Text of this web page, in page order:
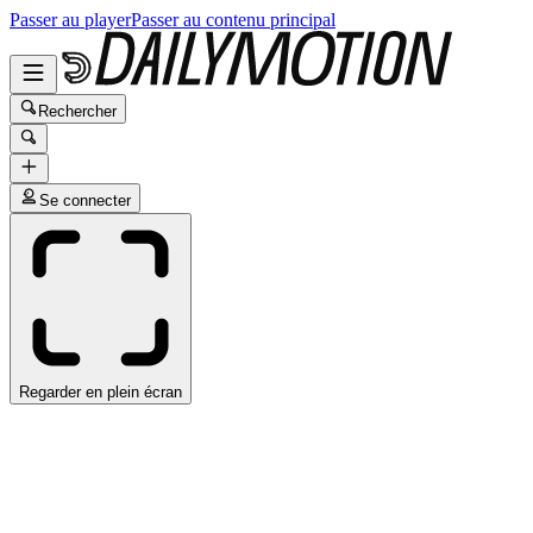
Passer au playerPasser au contenu principal
Rechercher
Se connecter
Regarder en plein écran